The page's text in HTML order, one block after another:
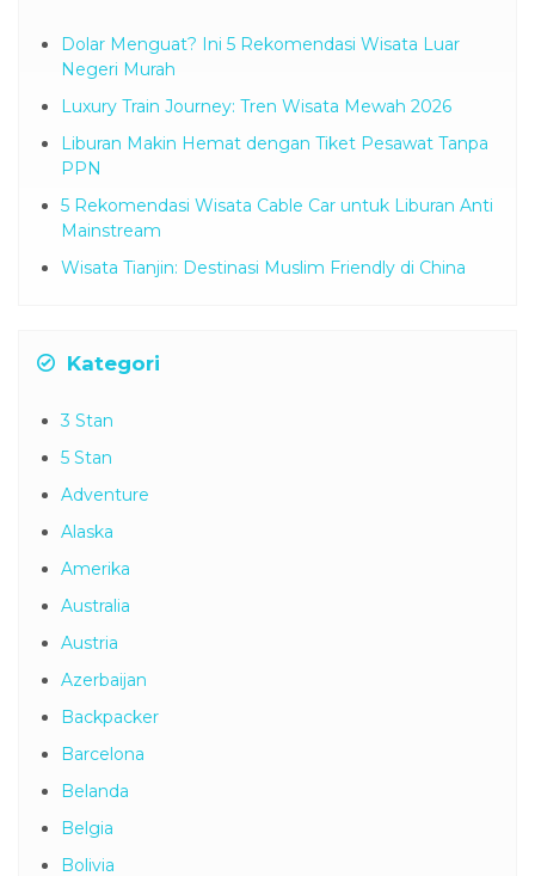
Dolar Menguat? Ini 5 Rekomendasi Wisata Luar
Negeri Murah
Luxury Train Journey: Tren Wisata Mewah 2026
Liburan Makin Hemat dengan Tiket Pesawat Tanpa
PPN
5 Rekomendasi Wisata Cable Car untuk Liburan Anti
Mainstream
Wisata Tianjin: Destinasi Muslim Friendly di China
Kategori
3 Stan
5 Stan
Adventure
Alaska
Amerika
Australia
Austria
Azerbaijan
Backpacker
Barcelona
Belanda
Belgia
Bolivia